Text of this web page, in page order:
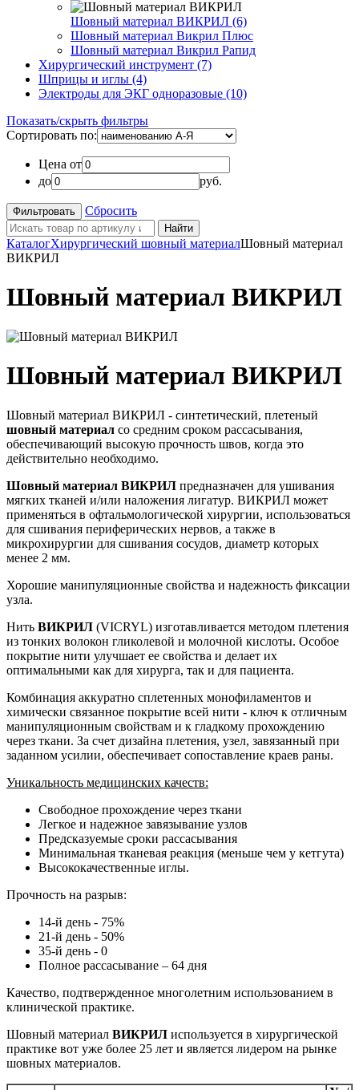
Шовный материал ВИКРИЛ (6)
Шовный материал Викрил Плюс
Шовный материал Викрил Рапид
Хирургический инструмент (7)
Шприцы и иглы (4)
Электроды для ЭКГ одноразовые (10)
Показать/скрыть фильтры
Сортировать по:
Цена от
до
руб.
Сбросить
Найти
КаталогХирургический шовный материалШовный материал
ВИКРИЛ
Шовный материал ВИКРИЛ
Шовный материал ВИКРИЛ
Шовный материал ВИКРИЛ - синтетический, плетеный
шовный материал со средним сроком рассасывания,
обеспечивающий высокую прочность швов, когда это
действительно необходимо.
Шовный материал ВИКРИЛ предназначен для ушивания
мягких тканей и/или наложения лигатур. ВИКРИЛ может
применяться в офтальмологической хирургии, использоваться
для сшивания периферических нервов, а также в
микрохирургии для сшивания сосудов, диаметр которых
менее 2 мм.
Хорошие манипуляционные свойства и надежность фиксации
узла.
Нить ВИКРИЛ (VICRYL) изготавливается методом плетения
из тонких волокон гликолевой и молочной кислоты. Особое
покрытие нити улучшает ее свойства и делает их
оптимальными как для хирурга, так и для пациента.
Комбинация аккуратно сплетенных монофиламентов и
химически связанное покрытие всей нити - ключ к отличным
манипуляционным свойствам и к гладкому прохождению
через ткани. За счет дизайна плетения, узел, завязанный при
заданном усилии, обеспечивает сопоставление краев раны.
Уникальность медицинских качеств:
Свободное прохождение через ткани
Легкое и надежное завязывание узлов
Предсказуемые сроки рассасывания
Минимальная тканевая реакция (меньше чем у кетгута)
Высококачественные иглы.
Прочность на разрыв:
14-й день - 75%
21-й день - 50%
35-й день - 0
Полное рассасывание – 64 дня
Качество, подтвержденное многолетним использованием в
клинической практике.
Шовный материал ВИКРИЛ используется в хирургической
практике вот уже более 25 лет и является лидером на рынке
шовных материалов.